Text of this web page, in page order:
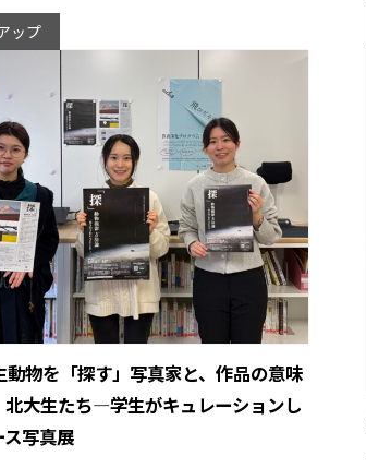
ップ
動物を「探す」写真家と、作品の意味
北大生たち―学生がキュレーションし
写真展